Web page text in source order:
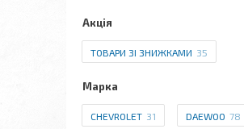
Акція
ТОВАРИ ЗІ ЗНИЖКАМИ 35
Марка
CHEVROLET 31 DAEWOO 78